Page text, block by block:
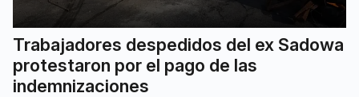
Trabajadores despedidos del ex Sadowa
protestaron por el pago de las
indemnizaciones